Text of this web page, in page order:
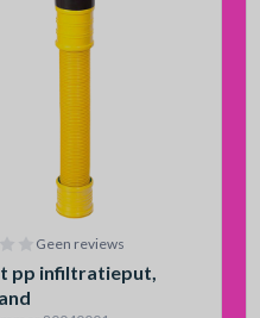
Geen reviews
pp infiltratieput,